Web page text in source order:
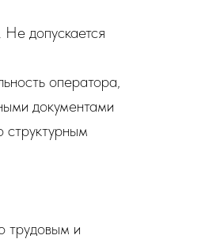
допускается
оператора,
документами
структурным
трудовым и